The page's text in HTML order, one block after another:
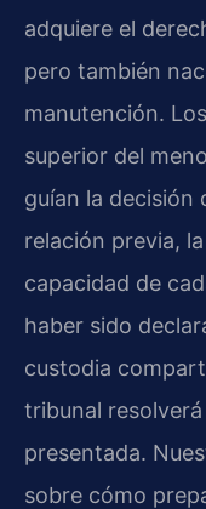
adquiere el
pero también
manutención.
superior del
guían la decisión
relación previa,
capacidad de
haber sido
custodia
tribunal
presentada.
sobre cómo